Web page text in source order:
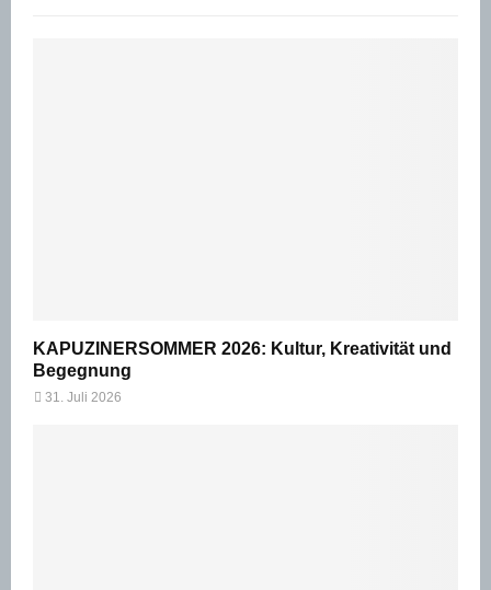
KAPUZINERSOMMER 2026: Kultur, Kreativität und
Begegnung
31. Juli 2026